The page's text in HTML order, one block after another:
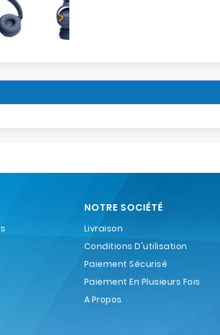

NOTRE SOCIÉTÉ
Livraison
Conditions D'utilisation
Paiement Sécurisé
Paiement En Plusieurs Fois
A Propos